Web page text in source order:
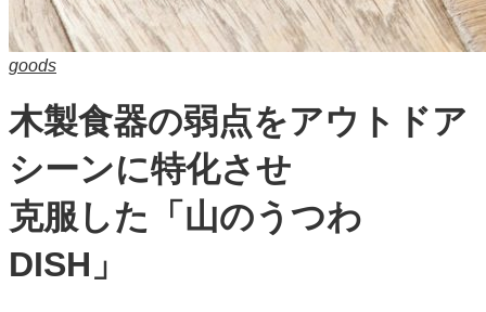
goods
木製食器の弱点をアウトドア
シーンに特化させ
克服した「山のうつわ
DISH」